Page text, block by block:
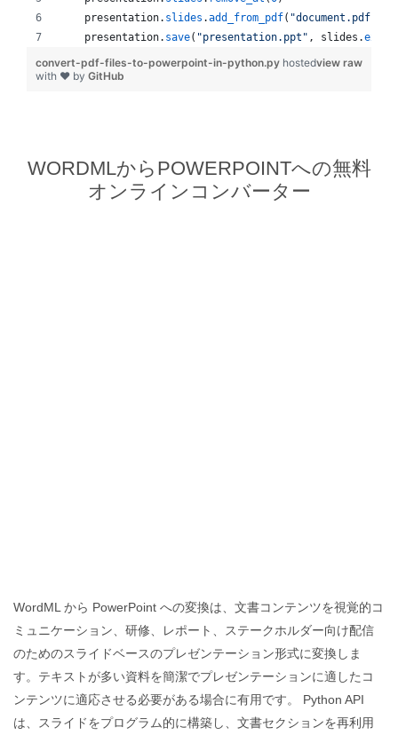
presentation. slides .add_from_pdf( "document.pdf"
presentation. save( "presentation.ppt" , slides .
view raw
convert-pdf-files-to-powerpoint-in-python.py hosted
with ❤ by GitHub
WORDMLからPOWERPOINTへの無料
オンラインコンバーター
WordML から PowerPoint への変換は、文書コンテンツを視覚的コ
ミュニケーション、研修、レポート、ステークホルダー向け配信
のためのスライドベースのプレゼンテーション形式に変換しま
す。テキストが多い資料を簡潔でプレゼンテーションに適したコ
ンテンツに適応させる必要がある場合に有用です。 Python API
は、スライドをプログラム的に構築し、文書セクションを再利用